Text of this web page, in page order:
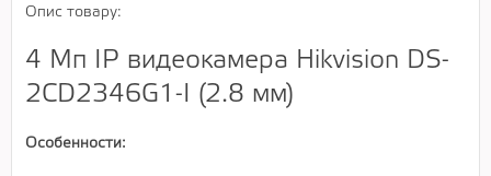
Опис товару:
4 Мп IP видеокамера Hikvision DS-
2CD2346G1-I (2.8 мм)
Особенности: